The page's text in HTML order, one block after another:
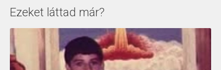
Ezeket láttad már?